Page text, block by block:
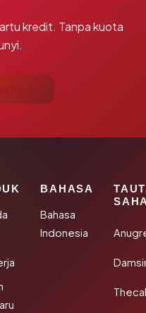
kredit. Tanpa kuota
→
BAHASA
Bahasa
Indonesia